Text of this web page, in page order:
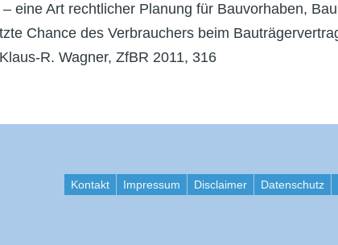
eine Art rechtlicher Planung für Bauvorhaben,
Chance des Verbrauchers beim
R. Wagner, ZfBR 2011, 316
Kontakt Impressum Disclaimer Datenschutz